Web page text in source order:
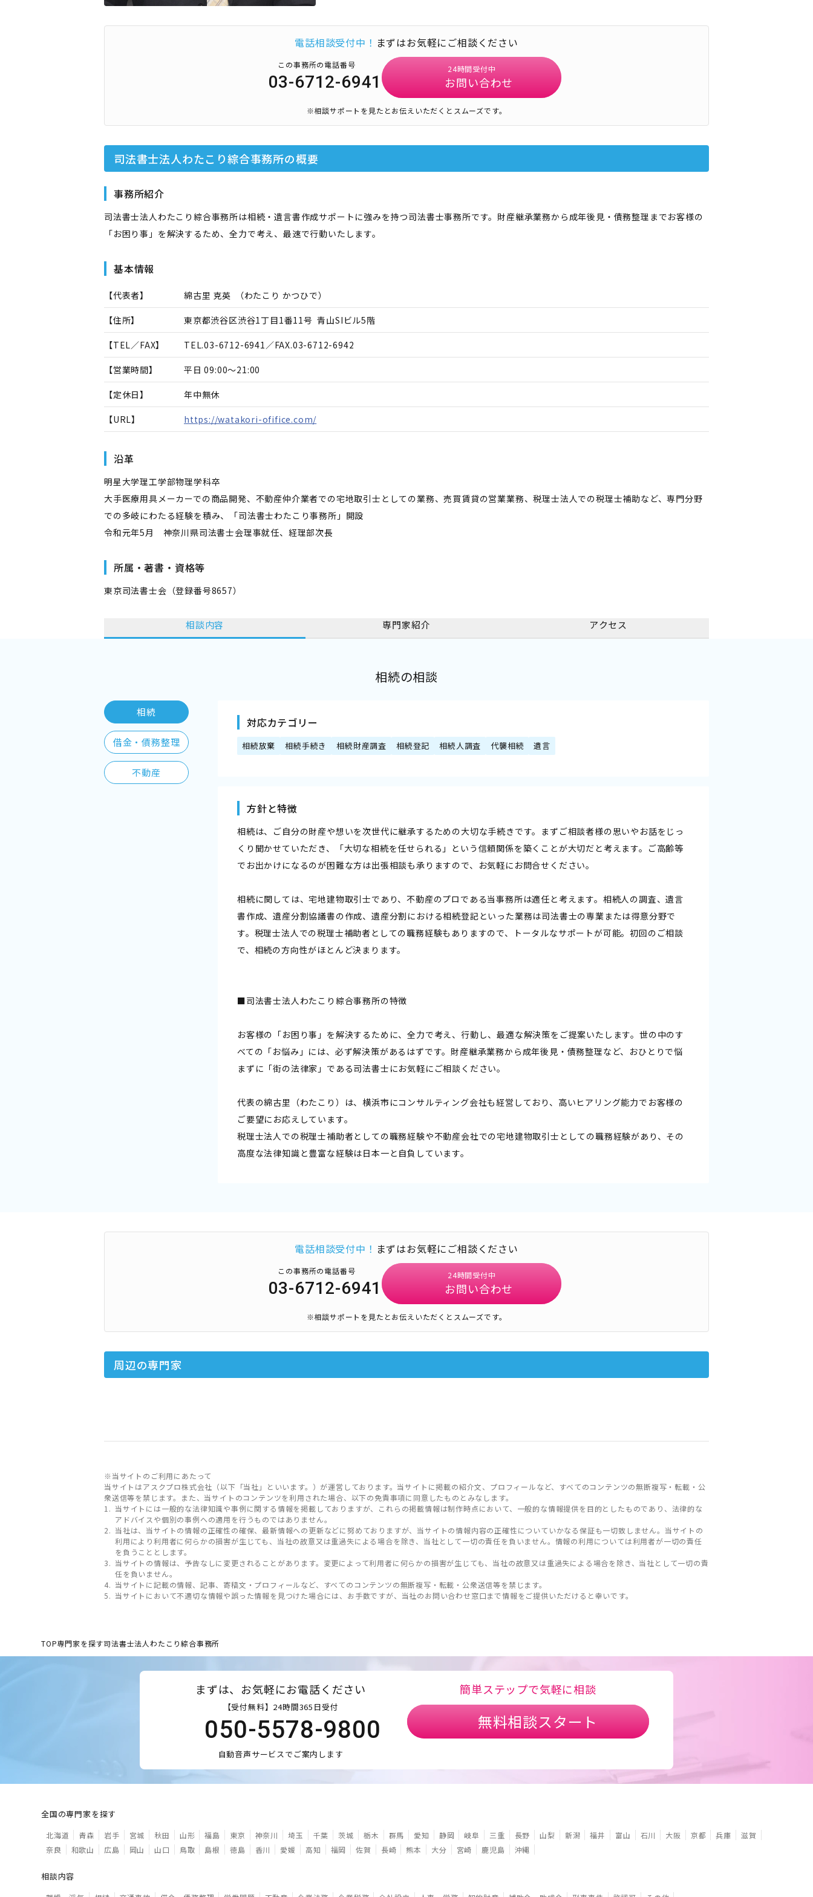
電話相談受付中！ まずはお気軽にご相談ください
この事務所の電話番号
03-6712-6941
24時間受付中
お問い合わせ
※相談サポートを見たとお伝えいただくとスムーズです。
司法書士法人わたこり綜合事務所の概要
事務所紹介
司法書士法人わたこり綜合事務所は相続・遺言書作成サポートに強みを持つ司法書士事務所です。財産継承業務から成年後見・債務整理までお客様の
「お困り事」を解決するため、全力で考え、最速で行動いたします。
基本情報
【代表者】 綿古里 克英 （わたこり かつひで）
【住所】 東京都渋谷区渋谷1丁目1番11号 青山SIビル5階
【TEL／FAX】 TEL.03-6712-6941／FAX.03-6712-6942
【営業時間】 平日 09:00～21:00
【定休日】 年中無休
【URL】 https://watakori-ofifice.com/
沿革
明星大学理工学部物理学科卒
大手医療用具メーカーでの商品開発、不動産仲介業者での宅地取引士としての業務、売買賃貸の営業業務、税理士法人での税理士補助など、専門分野
での多岐にわたる経験を積み、「司法書士わたこり事務所」開設
令和元年5月 神奈川県司法書士会理事就任、経理部次長
所属・著書・資格等
東京司法書士会（登録番号8657）
相談内容 専門家紹介 アクセス
相続の相談
相続
借金・債務整理
不動産
対応カテゴリー
相続放棄 相続手続き 相続財産調査 相続登記 相続人調査 代襲相続 遺言
方針と特徴
相続は、ご自分の財産や想いを次世代に継承するための大切な手続きです。まずご相談者様の思いやお話をじっ
くり聞かせていただき、「大切な相続を任せられる」という信頼関係を築くことが大切だと考えます。ご高齢等
でお出かけになるのが困難な方は出張相談も承りますので、お気軽にお問合せください。
相続に関しては、宅地建物取引士であり、不動産のプロである当事務所は適任と考えます。相続人の調査、遺言
書作成、遺産分割協議書の作成、遺産分割における相続登記といった業務は司法書士の専業または得意分野で
す。税理士法人での税理士補助者としての職務経験もありますので、トータルなサポートが可能。初回のご相談
で、相続の方向性がほとんど決まります。
■司法書士法人わたこり綜合事務所の特徴
お客様の「お困り事」を解決するために、全力で考え、行動し、最適な解決策をご提案いたします。世の中のす
べての「お悩み」には、必ず解決策があるはずです。財産継承業務から成年後見・債務整理など、おひとりで悩
まずに「街の法律家」である司法書士にお気軽にご相談ください。
代表の綿古里（わたこり）は、横浜市にコンサルティング会社も経営しており、高いヒアリング能力でお客様の
ご要望にお応えしています。
税理士法人での税理士補助者としての職務経験や不動産会社での宅地建物取引士としての職務経験があり、その
高度な法律知識と豊富な経験は日本一と自負しています。
電話相談受付中！ まずはお気軽にご相談ください
この事務所の電話番号
03-6712-6941
24時間受付中
お問い合わせ
※相談サポートを見たとお伝えいただくとスムーズです。
周辺の専門家
※当サイトのご利用にあたって
当サイトはアスクプロ株式会社（以下「当社」といいます。）が運営しております。当サイトに掲載の紹介文、プロフィールなど、すべてのコンテンツの無断複写・転載・公
衆送信等を禁じます。また、当サイトのコンテンツを利用された場合、以下の免責事項に同意したものとみなします。
当サイトには一般的な法律知識や事例に関する情報を掲載しておりますが、これらの掲載情報は制作時点において、一般的な情報提供を目的としたものであり、法律的な
アドバイスや個別の事例への適用を行うものではありません。
当社は、当サイトの情報の正確性の確保、最新情報への更新などに努めておりますが、当サイトの情報内容の正確性についていかなる保証も一切致しません。当サイトの
利用により利用者に何らかの損害が生じても、当社の故意又は重過失による場合を除き、当社として一切の責任を負いません。情報の利用については利用者が一切の責任
を負うこととします。
当サイトの情報は、予告なしに変更されることがあります。変更によって利用者に何らかの損害が生じても、当社の故意又は重過失による場合を除き、当社として一切の責
任を負いません。
当サイトに記載の情報、記事、寄稿文・プロフィールなど、すべてのコンテンツの無断複写・転載・公衆送信等を禁じます。
当サイトにおいて不適切な情報や誤った情報を見つけた場合には、お手数ですが、当社のお問い合わせ窓口まで情報をご提供いただけると幸いです。
TOP専門家を探す司法書士法人わたこり綜合事務所
まずは、お気軽にお電話ください
【受付無料】24時間365日受付
050-5578-9800
自動音声サービスでご案内します
簡単ステップで気軽に相談
無料相談スタート
全国の専門家を探す
北海道 青森 岩手 宮城 秋田 山形 福島 東京 神奈川 埼玉 千葉 茨城 栃木 群馬 愛知 静岡 岐阜 三重 長野 山梨 新潟 福井 富山 石川 大阪 京都 兵庫
滋賀
奈良
和歌山 広島 岡山 山口 鳥取 島根 徳島 香川 愛媛 高知 福岡 佐賀 長崎 熊本 大分 宮崎 鹿児島 沖縄
相談内容